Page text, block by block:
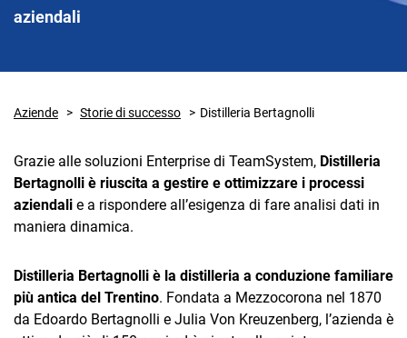
aziendali
Aziende Storie di successo Distilleria Bertagnolli
Grazie alle soluzioni Enterprise di TeamSystem, Distilleria
Bertagnolli è riuscita a gestire e ottimizzare i processi
aziendali e a rispondere all’esigenza di fare analisi dati in
maniera dinamica.
Distilleria Bertagnolli è la distilleria a conduzione familiare
più antica del Trentino. Fondata a Mezzocorona nel 1870
da Edoardo Bertagnolli e Julia Von Kreuzenberg, l’azienda è